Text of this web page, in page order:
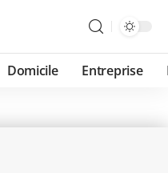
Domicile Entreprise